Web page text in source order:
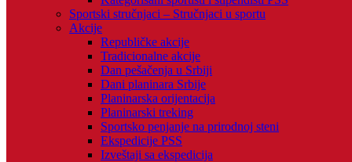
Sportski stručnjaci – Stručnjaci u sportu
Akcije
Republičke akcije
Tradicionalne akcije
Dan pešačenja u Srbiji
Dani planinara Srbije
Planinarska orijentacija
Planinarski treking
Sportsko penjanje na prirodnoj steni
Ekspedicije PSS
Izveštaji sa ekspedicija